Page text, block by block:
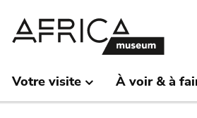
Votre visite À voir & à